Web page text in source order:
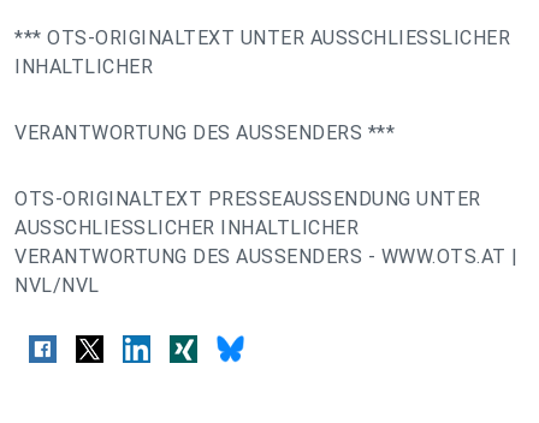
*** OTS-ORIGINALTEXT UNTER AUSSCHLIESSLICHER
INHALTLICHER
VERANTWORTUNG DES AUSSENDERS ***
OTS-ORIGINALTEXT PRESSEAUSSENDUNG UNTER
AUSSCHLIESSLICHER INHALTLICHER
VERANTWORTUNG DES AUSSENDERS - WWW.OTS.AT |
NVL/NVL